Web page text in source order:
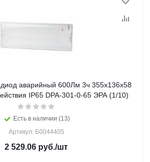
аварийный 600Лм 3ч 355х136х58
IP65 DPA-301-0-65 ЭРА (1/10)
Есть в наличии (13)
Артикул: Б0044405
2 529.06 руб./шт